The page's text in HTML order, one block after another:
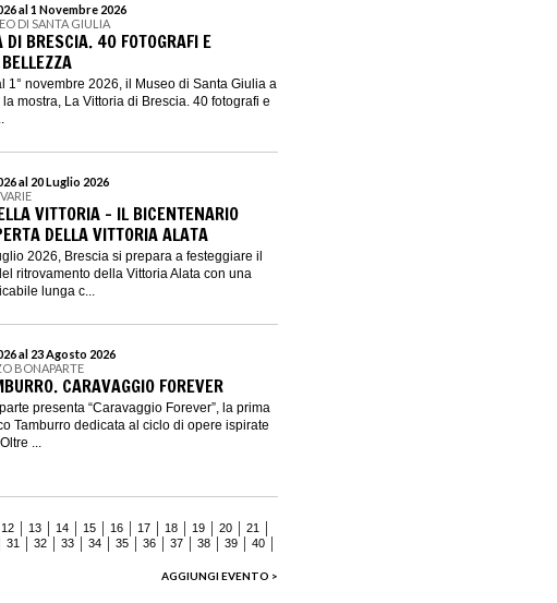
al 1 Novembre 2026
DI SANTA GIULIA
DI BRESCIA. 40 FOTOGRAFI E
1° novembre 2026, il Museo di Santa Giulia a
la mostra, La Vittoria di Brescia. 40 fotografi e
al 20 Luglio 2026
VITTORIA – IL BICENTENARIO
DELLA VITTORIA ALATA
2026, Brescia si prepara a festeggiare il
ritrovamento della Vittoria Alata con una
lunga c...
al 23 Agosto 2026
BONAPARTE
CARAVAGGIO FOREVER
presenta “Caravaggio Forever”, la prima
Tamburro dedicata al ciclo di opere ispirate
...
12 13 14 15 16 17 18 19 20
21
31 32 33 34 35 36 37 38 39
40
AGGIUNGI EVENTO >